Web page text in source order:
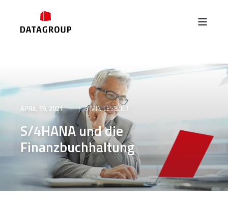
APRIL 19, 2021 3 MIN LESEZEIT
S/4HANA und die
Finanzbuchhaltung